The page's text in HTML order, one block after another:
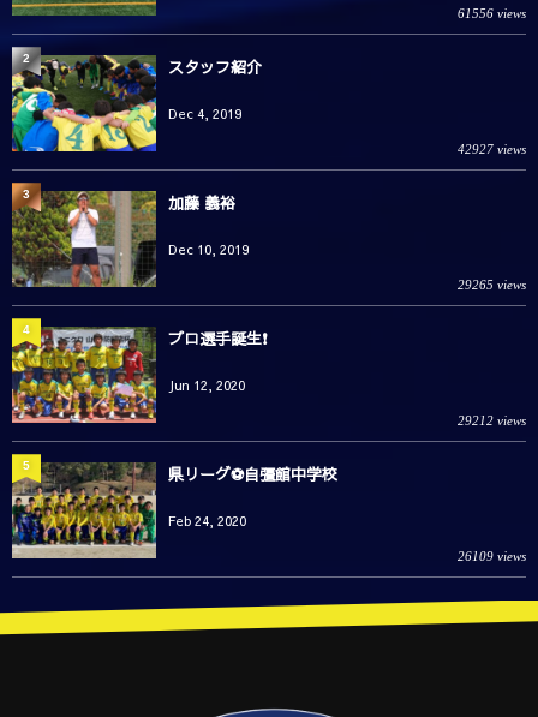
61556 views
スタッフ紹介
Dec 4, 2019
42927 views
2
加藤 義裕
Dec 10, 2019
29265 views
3
プロ選手誕生❗️
Jun 12, 2020
29212 views
4
県リーグ⚽️自彊館中学校
Feb 24, 2020
26109 views
5